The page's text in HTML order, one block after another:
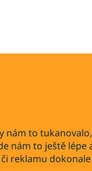
nám to
nám to ještě lépe
reklamu